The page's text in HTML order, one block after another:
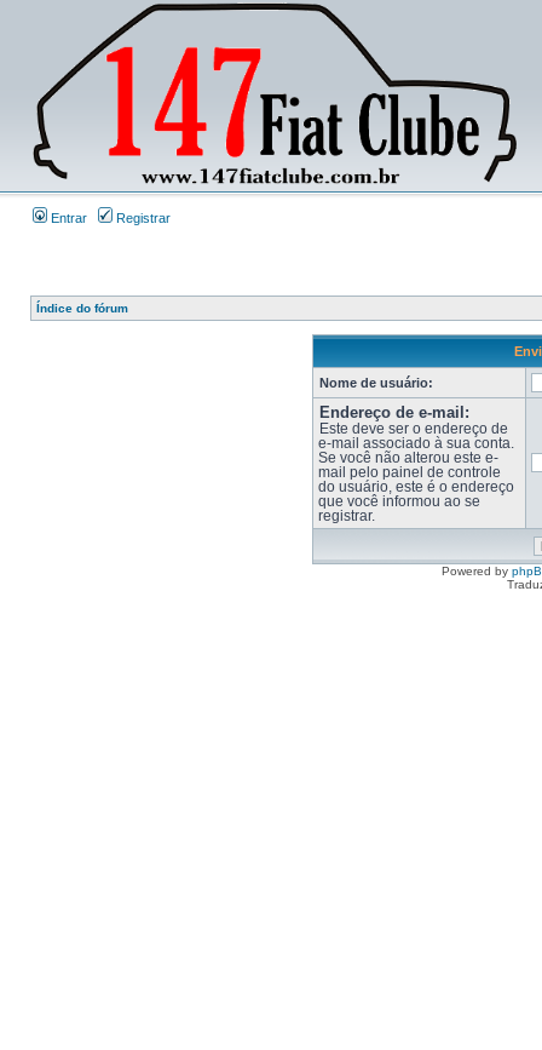
Entrar Registrar
Índice do fórum
Nome de usuário:
Endereço de e-mail:
Este deve ser o endereço de
e-mail associado à sua conta.
Se você não alterou este e-
mail pelo painel de controle
do usuário, este é o endereço
que você informou ao se
registrar.
Powered by